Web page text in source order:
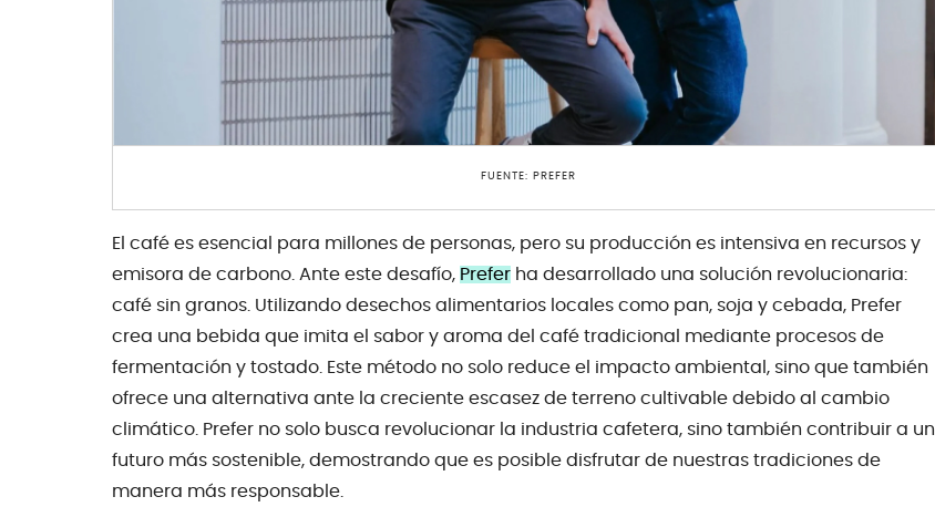
FUENTE: PREFER
El café es esencial para millones de personas, pero su producción es intensiva en recursos y
emisora de carbono. Ante este desafío, Prefer ha desarrollado una solución revolucionaria:
café sin granos. Utilizando desechos alimentarios locales como pan, soja y cebada, Prefer
crea una bebida que imita el sabor y aroma del café tradicional mediante procesos de
fermentación y tostado. Este método no solo reduce el impacto ambiental, sino que también
ofrece una alternativa ante la creciente escasez de terreno cultivable debido al cambio
climático. Prefer no solo busca revolucionar la industria cafetera, sino también contribuir a un
futuro más sostenible, demostrando que es posible disfrutar de nuestras tradiciones de
manera más responsable.